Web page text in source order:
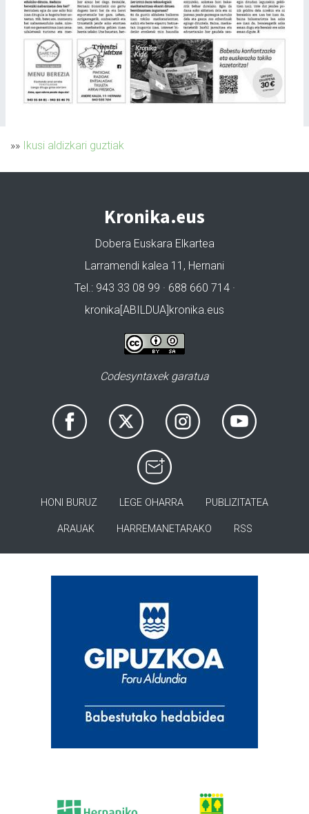
»» Ikusi aldizkari guztiak
Kronika.eus
Dobera Euskara Elkartea
Larramendi kalea 11, Hernani
Tel.: 943 33 08 99 · 688 660 714 ·
kronika[ABILDUA]kronika.eus
Codesyntaxek garatua
HONI BURUZ LEGE OHARRA PUBLIZITATEA
ARAUAK HARREMANETARAKO RSS